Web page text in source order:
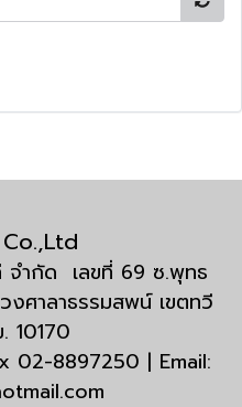
จำกัด เลขที่ 69 ซ.พุทธ
ศาลาธรรมสพน์ เขตทวี
10170
02-8897250 | Email: